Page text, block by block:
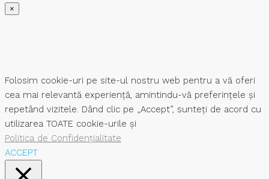
×
Folosim cookie-uri pe site-ul nostru web pentru a vă oferi
cea mai relevantă experiență, amintindu-vă preferințele și
repetând vizitele. Dând clic pe „Accept”, sunteți de acord cu
utilizarea TOATE cookie-urile și
Politica de Confidențialitate
ACCEPT